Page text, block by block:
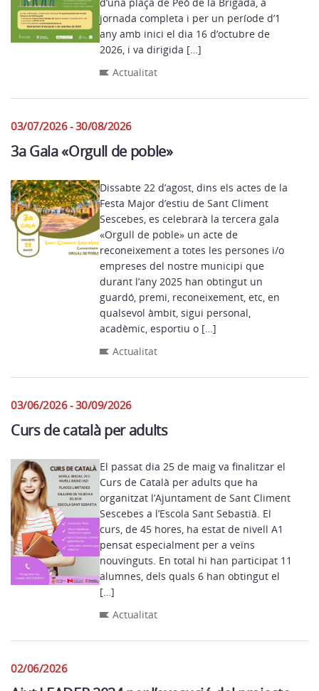
jornada completa i per un període d’1
any amb inici el dia 16 d’octubre de
2026, i va dirigida […]
Actualitat
03/07/2026 - 30/08/2026
3a Gala «Orgull de poble»
Dissabte 22 d’agost, dins els actes de la
Festa Major d’estiu de Sant Climent
Sescebes, es celebrarà la tercera gala
«Orgull de poble» un acte de
reconeixement a totes les persones i/o
empreses del nostre municipi que
durant l’any 2025 han obtingut un
guardó, premi, reconeixement, etc, en
qualsevol àmbit, sigui personal,
acadèmic, esportiu o […]
Actualitat
03/06/2026 - 30/09/2026
Curs de català per adults
El passat dia 25 de maig va finalitzar el
Curs de Català per adults que ha
organitzat l’Ajuntament de Sant Climent
Sescebes a l’Escola Sant Sebastià. El
curs, de 45 hores, ha estat de nivell A1
pensat especialment per a veïns
nouvinguts. En total hi han participat 11
alumnes, dels quals 6 han obtingut el
[…]
Actualitat
02/06/2026